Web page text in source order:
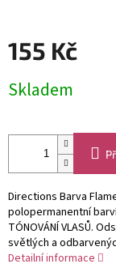
155 Kč
cena:
Skladem
Directions Barva
polopermanentní
TÓNOVÁNÍ VLASŮ.
světlých a
Detailní informace